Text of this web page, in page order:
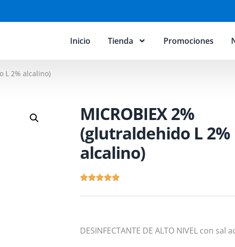
Inicio Tienda Promociones
L 2% alcalino)
MICROBIEX 2%
(glutraldehido L 2%
alcalino)
DESINFECTANTE DE ALTO NIVEL con sal